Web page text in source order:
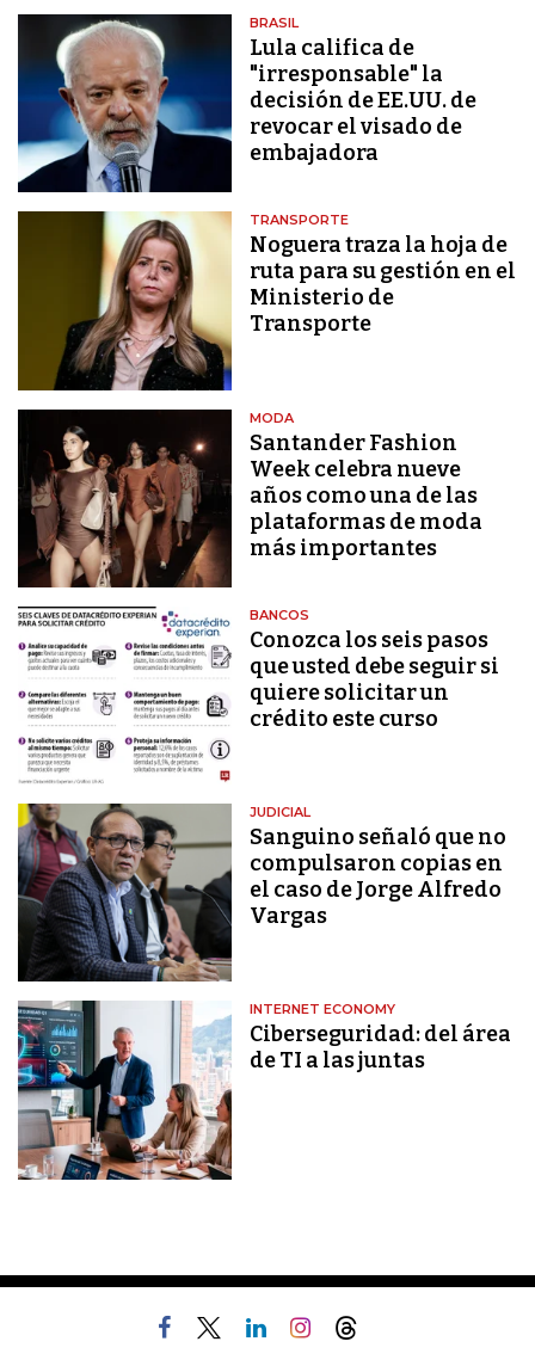
BRASIL
Lula califica de
"irresponsable" la
decisión de EE.UU. de
revocar el visado de
embajadora
TRANSPORTE
Noguera traza la hoja de
ruta para su gestión en el
Ministerio de
Transporte
MODA
Santander Fashion
Week celebra nueve
años como una de las
plataformas de moda
más importantes
BANCOS
Conozca los seis pasos
que usted debe seguir si
quiere solicitar un
crédito este curso
JUDICIAL
Sanguino señaló que no
compulsaron copias en
el caso de Jorge Alfredo
Vargas
INTERNET ECONOMY
Ciberseguridad: del área
de TI a las juntas